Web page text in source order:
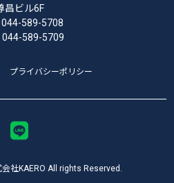
昌ビル6F
044-589-5708
044-589-5709
プライバシーポリシー
社KAERO All rights Reserved.